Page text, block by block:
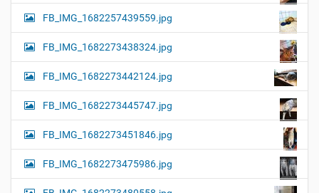
FB_IMG_1682257439559.jpg
FB_IMG_1682273438324.jpg
FB_IMG_1682273442124.jpg
FB_IMG_1682273445747.jpg
FB_IMG_1682273451846.jpg
FB_IMG_1682273475986.jpg